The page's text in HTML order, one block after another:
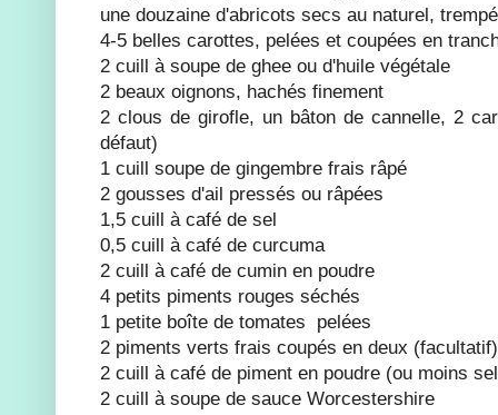
une douzaine d'abricots secs au naturel,
4-5 belles carottes, pelées et coupées en
2 cuill à soupe de ghee ou d'huile végétale
2 beaux oignons, hachés finement
2 clous de girofle, un bâton de cannelle, 2
défaut)
1 cuill soupe de gingembre frais râpé
2 gousses d'ail pressés ou râpées
1,5 cuill à café de sel
0,5 cuill à café de curcuma
2 cuill à café de cumin en poudre
4 petits piments rouges séchés
1 petite boîte de tomates pelées
2 piments verts frais coupés en deux (facultatif)
2 cuill à café de piment en poudre (ou moins
2 cuill à soupe de sauce Worcestershire